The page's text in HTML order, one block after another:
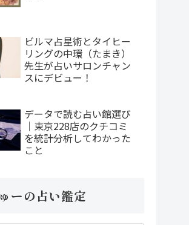
ビルマ占星術とタイヒー
リングの中環（たまき）
先生が占いサロンチャン
スにデビュー！
データで読む占い館選び
｜東京228店のクチコミ
を統計分析してわかった
こと
ーの占い鑑定